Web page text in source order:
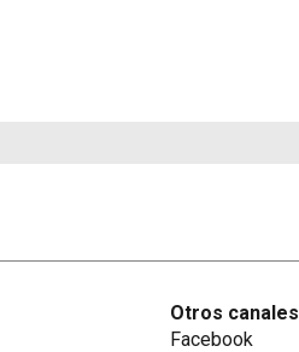
Otros canales
Facebook